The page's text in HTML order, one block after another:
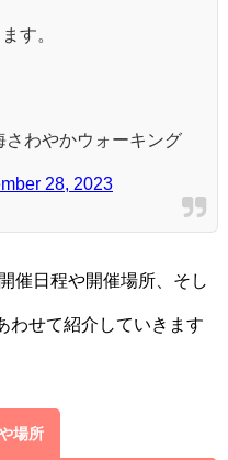
す。
わやかウォーキング
28, 2023
催日程や開催場所、そし
わせて紹介していきます
場所